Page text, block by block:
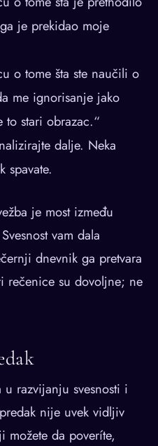
je prekidao moje
o tome šta ste naučili o
me ignorisanje jako
stari obrazac.“
dalje. Neka
spavate.
je most između
vam dala
dnevnik ga pretvara
rečenice su dovoljne; ne
u razvijanju svesnosti i
nije uvek vidljiv
da poveríte,